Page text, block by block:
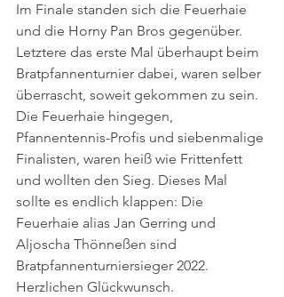
Im Finale standen sich die Feuerhaie
und die Horny Pan Bros gegenüber.
Letztere das erste Mal überhaupt beim
Bratpfannenturnier dabei, waren selber
überrascht, soweit gekommen zu sein.
Die Feuerhaie hingegen,
Pfannentennis-Profis und siebenmalige
Finalisten, waren heiß wie Frittenfett
und wollten den Sieg. Dieses Mal
sollte es endlich klappen: Die
Feuerhaie alias Jan Gerring und
Aljoscha Thönneßen sind
Bratpfannenturniersieger 2022.
Herzlichen Glückwunsch.